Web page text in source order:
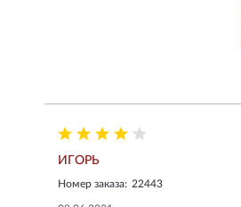
ИГОРЬ
Номер заказа: 22443